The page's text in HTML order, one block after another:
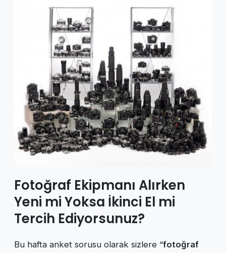
Fotoğraf Ekipmanı Alırken
Yeni mi Yoksa İkinci El mi
Tercih Ediyorsunuz?
Bu hafta anket sorusu olarak sizlere “fotoğraf